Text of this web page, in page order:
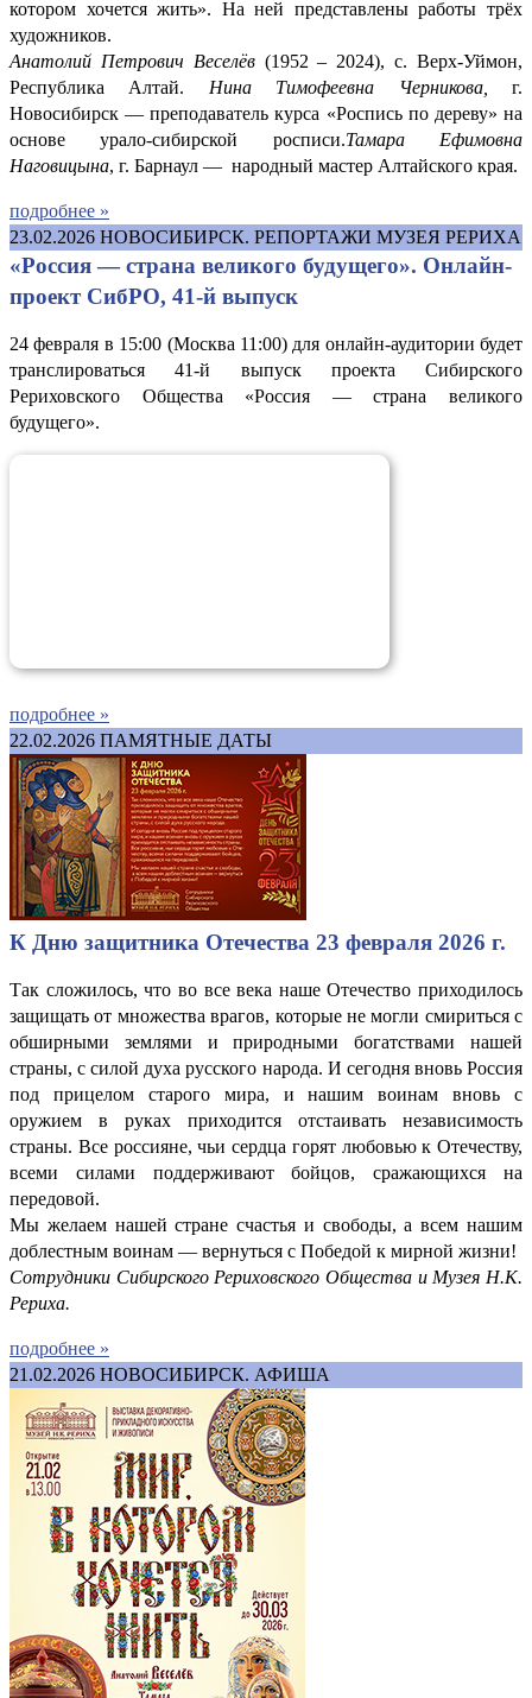
котором хочется жить». На ней представлены работы трёх
художников.
Анатолий Петрович Веселёв(1952 – 2024), с. Верх-Уймон,
Республика Алтай. Нина Тимофеевна Черникова,
г.
Новосибирск — преподаватель курса «Роспись по дереву» на
основе урало-сибирской росписи.Тамара Ефимовна
Наговицына, г. Барнаул — народный мастер Алтайского края.
подробнее »
23.02.2026 НОВОСИБИРСК. РЕПОРТАЖИ МУЗЕЯ РЕРИХА
«Россия — страна великого будущего». Онлайн-
проект СибРО, 41-й выпуск
24 февраля в 15:00 (Москва 11:00) для онлайн-аудитории будет
транслироваться 41-й выпуск проекта Сибирского
Рериховского Общества «Россия — страна великого
будущего».
подробнее »
22.02.2026 ПАМЯТНЫЕ ДАТЫ
К Дню защитника Отечества 23 февраля 2026 г.
Так сложилось, что во все века наше Отечество приходилось
защищать от множества врагов, которые не могли смириться с
обширными землями и природными богатствами нашей
страны, с силой духа русского народа. И сегодня вновь Россия
под прицелом старого мира, и нашим воинам вновь с
оружием в руках приходится отстаивать независимость
страны. Все россияне, чьи сердца горят любовью к Отечеству,
всеми силами поддерживают бойцов, сражающихся на
передовой.
Мы желаем нашей стране счастья и свободы, а всем нашим
доблестным воинам — вернуться с Победой к мирной жизни!
Сотрудники Сибирского Рериховского Общества и Музея Н.К.
Рериха.
подробнее »
21.02.2026 НОВОСИБИРСК. АФИША